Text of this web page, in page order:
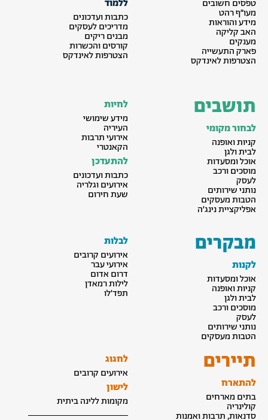
טפסים חשובים
מעו״ף רהט
מידע והוראות
האב קליקה
מענקים
פארק התעשייה
הצטרפות לאינדקס
ללמוד
כתבות ועדכונים
מדריכים לעסקים
מבנים ריקים
קורסים והכשרות
הצטרפות לאינדקס
תושבים
לבחור מקומי
קניות ואופנה
לבית ולגן
אוכל ומסעדות
מוסכים ורכב
לעסק
נותני שירותים
הטבות מעסקים
אפליקציית נינג׳ה
לחיות
מידע שימושי
העיריה
אירועי תרבות
הקאנטרי
להתעדכן
כתבות ועדכונים
אירועים וגלריה
שעת חירום
מבקרים
לקנות
אוכל ומסעדות
קניות ואופנה
לבית ולגן
מוסכים ורכב
לעסק
נותני שירותים
הטבות מעסקים
לבלות
אירועים קרובים
אירועי עבר
דרום אדום
לילות רמאדן
תפד׳לו
תיירים
להתארח
בתים מארחים
קולינריה
סדנאות, תרבות ואמנות
לחגוג
אירועים קרובים
לישון
מקומות ללינה ביתית